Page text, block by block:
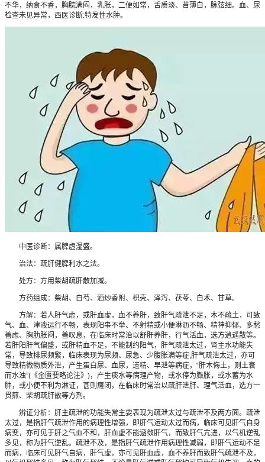
不华，纳食不香，胸脘满闷，乳胀，二便如常，舌质淡、苔薄白，脉弦细。血、尿
检查未见异常，西医诊断:特发性水肿。
中医诊断：属脾虚湿盛。
治法：疏肝健脾利水之法。
处方：方用柴胡疏肝散加减。
方药组成：柴胡、白芍、酒炒香附、枳壳、泽泻、茯苓、白术、甘草。
方解：若人肝气虚，或肝血虚，血不养肝，致肝气疏泄不足，木不疏土，可致
气、血、津液运行不畅，表现阳事不举、不射精或小便淋沥不畅、精神抑郁、多愁
善虑、胸肋胀闷，善叹息，在临床时常治以舒肝养肝，行气活血，选方逍遥散等。
若肝阳肝气偏盛，或肝精血不足，不能制约阳气，肝气疏泄太过，肾主水功能失
常，导致排尿频繁，临床表现为尿频、尿急、少腹胀满等症;肝气疏泄太过，亦可
导致精微物质外泄，产生蛋白尿、血尿，遗精、早泄等病症，“肝木侮土，则土衰
而水浊”(《金匮要略论注》)，产生痰水等病理产物，或水停为臌胀，或水蓄为水
肿，或小便不利为淋证，甚则癃闭，在临床时常治以疏肝泄肝、理气活血，选方一
贯煎、柴胡疏肝散等方剂。
辨证分析：肝主疏泄的功能失常主要表现为疏泄太过与疏泄不及两方面。疏泄
太过，是指肝气疏泄作用的病理性增强，即肝气运动太过而病，临床可见肝气自身
病变，亦可见于肝之气血不和，肝血虚不能涵敛肝气，而致肝气亢进，以气机逆乱
多见，称为肝气逆乱。疏泄不及，是指肝气疏泄作用病理性减弱，即肝气运动不足
而病，临床可见肝气自病，肝气虚，亦可见肝血虚，血不养肝而致肝气疏泄不及，